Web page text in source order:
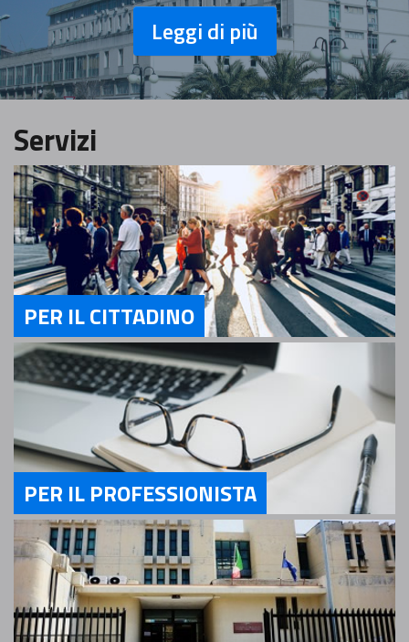
Leggi di più
Servizi
Servizi Per il cittadino
PER IL CITTADINO
Servizi Per il Professionista
PER IL PROFESSIONISTA